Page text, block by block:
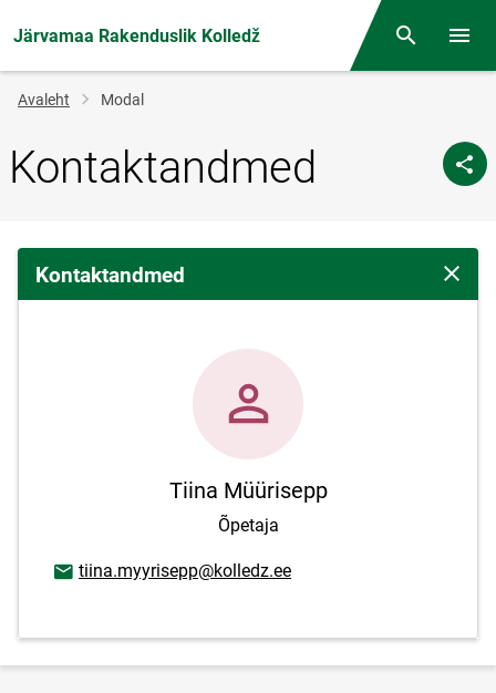
Järvamaa Rakenduslik Kolledž Otsing
Jälglink
Avaleht Modal
Kontaktandmed
Kontaktandmed Sulge
Tiina Müürisepp
Õpetaja
E-posti aadress
tiina.myyrisepp@kolledz.ee